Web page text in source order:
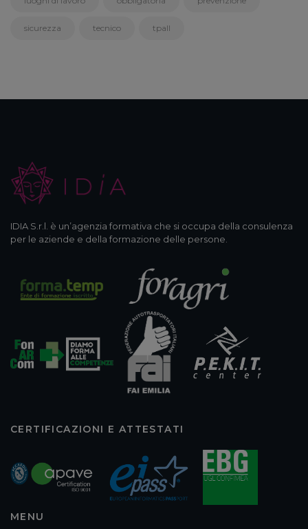
sicurezza tecnico tpall
IDIA S.r.l. è un’agenzia formativa che si occupa della consulenza
per le aziende e della formazione delle persone.
CERTIFICAZIONI E ATTESTATI
MENU